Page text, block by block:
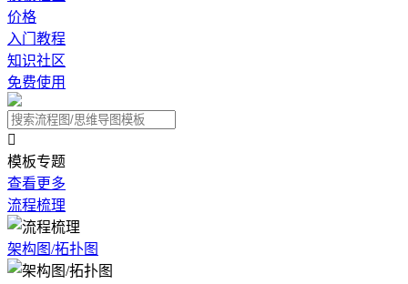
价格
入门教程
知识社区
免费使用

模板专题
查看更多
流程梳理
架构图/拓扑图